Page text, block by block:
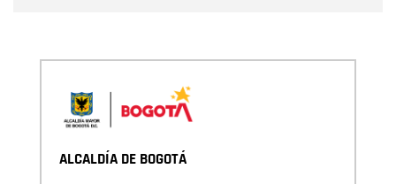
ALCALDÍA DE BOGOTÁ